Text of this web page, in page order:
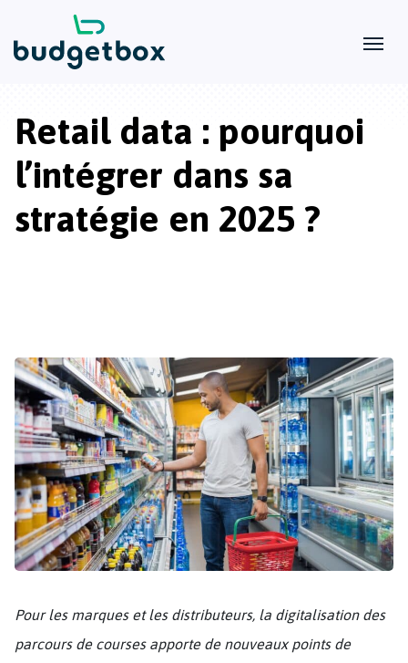
Retail data : pourquoi
l’intégrer dans sa
stratégie en 2025 ?
Pour les marques et les distributeurs, la digitalisation des
parcours de courses apporte de nouveaux points de